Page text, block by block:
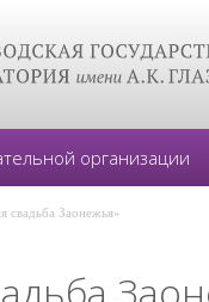
организации
свадьба Заонежья»